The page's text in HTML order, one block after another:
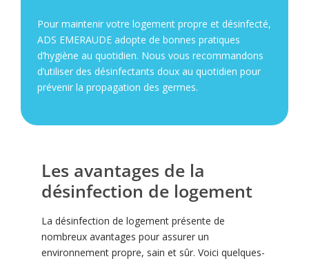
Pour maintenir votre logement propre et désinfecté,
ADS EMERAUDE adopte de bonnes pratiques
d’hygiène au quotidien. Nous vous recommandons
d’utiliser des désinfectants doux au quotidien pour
prévenir la propagation des germes.
Les avantages de la
désinfection de logement
La désinfection de logement présente de
nombreux avantages pour assurer un
environnement propre, sain et sûr. Voici quelques-